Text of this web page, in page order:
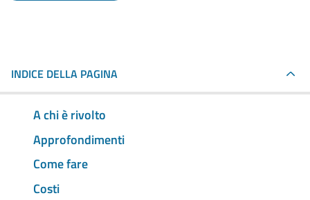
INDICE DELLA PAGINA
A chi è rivolto
Approfondimenti
Come fare
Costi